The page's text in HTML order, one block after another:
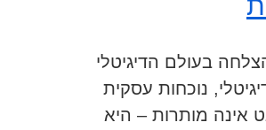
בעולם הדיגיטלי
נוכחות עסקית
אינה מותרות – היא